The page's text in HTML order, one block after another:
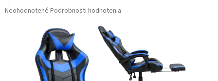
Priemerné
hviezdičiek.
Neohodnotené Podrobnosti hodnotenia